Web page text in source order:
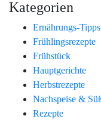
Kategorien
Ernährungs-Tipps
Frühlingsrezepte
Frühstück
Hauptgerichte
Herbstrezepte
Nachspeise &
Rezepte